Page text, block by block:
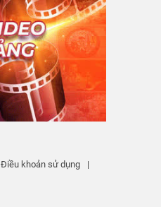
Điều khoản sử dụng
|